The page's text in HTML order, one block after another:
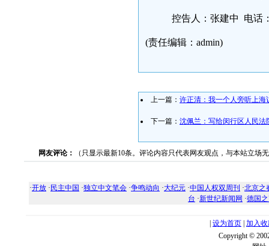
控告人：张建中 电话
(责任编辑：admin)
上一篇： 许正清：我一个人旁听上海
下一篇： 沈佩兰：写给闵行区人民法
网友评论： （只显示最新10条。评论内容只代表网友观点，与本站立场
·开放 · 民主中国 ·独立中文笔会 ·争鸣动向 ·大纪元 ·中国人权双周刊 ·北京之
台 ·新世纪新闻网 ·德国
设为首页 加入
Copyright ©